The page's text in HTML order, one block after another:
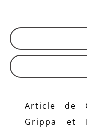
Article de
Grippa et